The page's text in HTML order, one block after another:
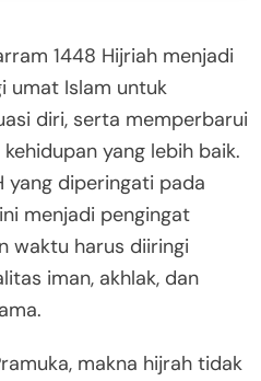
1448 Hijriah menjadi
umat Islam untuk
diri, serta memperbarui
yang lebih baik.
yang diperingati pada
menjadi pengingat
waktu harus diiringi
iman, akhlak, dan
makna hijrah tidak